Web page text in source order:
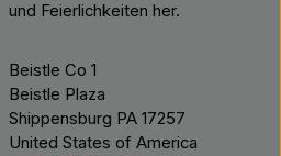
und Feierlichkeiten her.
Beistle Co 1
Beistle Plaza
Shippensburg PA 17257
United States of America